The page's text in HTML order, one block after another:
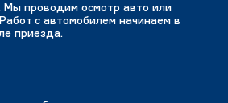
Мы проводим осмотр авто или
с автомобилем начинаем в
приезда.